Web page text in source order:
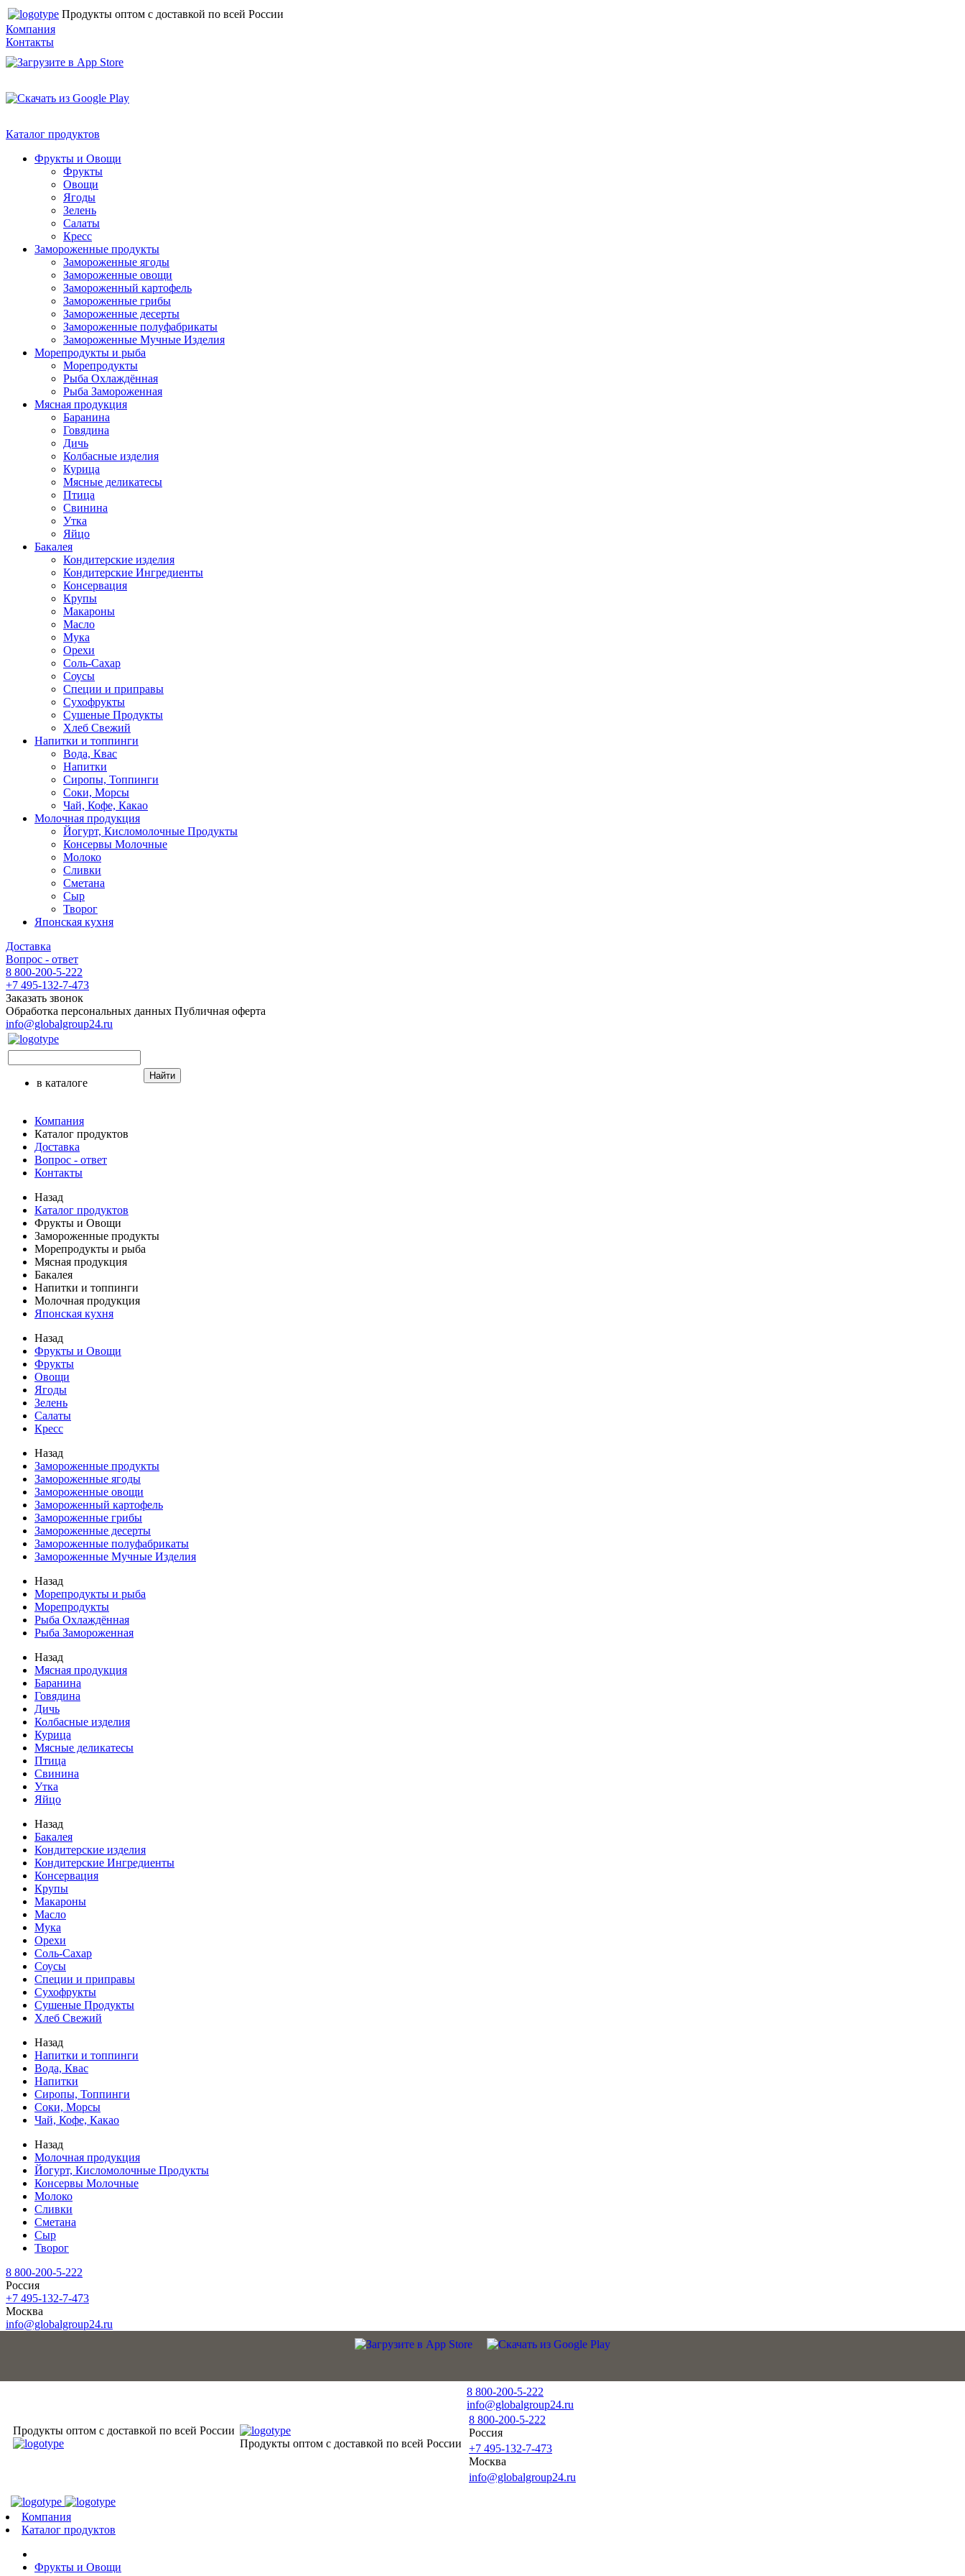
Продукты оптом с доставкой по всей России
Компания
Контакты
Каталог продуктов
Фрукты и Овощи
Фрукты
Овощи
Ягоды
Зелень
Салаты
Кресс
Замороженные продукты
Замороженные ягоды
Замороженные овощи
Замороженный картофель
Замороженные грибы
Замороженные десерты
Замороженные полуфабрикаты
Замороженные Мучные Изделия
Морепродукты и рыба
Морепродукты
Рыба Охлаждённая
Рыба Замороженная
Мясная продукция
Баранина
Говядина
Дичь
Колбасные изделия
Курица
Мясные деликатесы
Птица
Свинина
Утка
Яйцо
Бакалея
Кондитерские изделия
Кондитерские Ингредиенты
Консервация
Крупы
Макароны
Масло
Мука
Орехи
Соль-Сахар
Соусы
Специи и приправы
Сухофрукты
Сушеные Продукты
Хлеб Свежий
Напитки и топпинги
Вода, Квас
Напитки
Сиропы, Топпинги
Соки, Морсы
Чай, Кофе, Какао
Молочная продукция
Йогурт, Кисломолочные Продукты
Консервы Молочные
Молоко
Сливки
Сметана
Сыр
Творог
Японская кухня
Доставка
Вопрос - ответ
8 800-200-5-222
+7 495-132-7-473
Заказать звонок
Обработка персональных данных Публичная оферта
info@globalgroup24.ru
в каталоге
Найти
Компания
Каталог продуктов
Доставка
Вопрос - ответ
Контакты
Назад
Каталог продуктов
Фрукты и Овощи
Замороженные продукты
Морепродукты и рыба
Мясная продукция
Бакалея
Напитки и топпинги
Молочная продукция
Японская кухня
Назад
Фрукты и Овощи
Фрукты
Овощи
Ягоды
Зелень
Салаты
Кресс
Назад
Замороженные продукты
Замороженные ягоды
Замороженные овощи
Замороженный картофель
Замороженные грибы
Замороженные десерты
Замороженные полуфабрикаты
Замороженные Мучные Изделия
Назад
Морепродукты и рыба
Морепродукты
Рыба Охлаждённая
Рыба Замороженная
Назад
Мясная продукция
Баранина
Говядина
Дичь
Колбасные изделия
Курица
Мясные деликатесы
Птица
Свинина
Утка
Яйцо
Назад
Бакалея
Кондитерские изделия
Кондитерские Ингредиенты
Консервация
Крупы
Макароны
Масло
Мука
Орехи
Соль-Сахар
Соусы
Специи и приправы
Сухофрукты
Сушеные Продукты
Хлеб Свежий
Назад
Напитки и топпинги
Вода, Квас
Напитки
Сиропы, Топпинги
Соки, Морсы
Чай, Кофе, Какао
Назад
Молочная продукция
Йогурт, Кисломолочные Продукты
Консервы Молочные
Молоко
Сливки
Сметана
Сыр
Творог
8 800-200-5-222
Россия
+7 495-132-7-473
Москва
info@globalgroup24.ru
Продукты оптом с доставкой по всей России
Продукты оптом с доставкой по всей России
8 800-200-5-222
info@globalgroup24.ru
8 800-200-5-222
Россия
+7 495-132-7-473
Москва
info@globalgroup24.ru
Компания
Каталог продуктов
Фрукты и Овощи